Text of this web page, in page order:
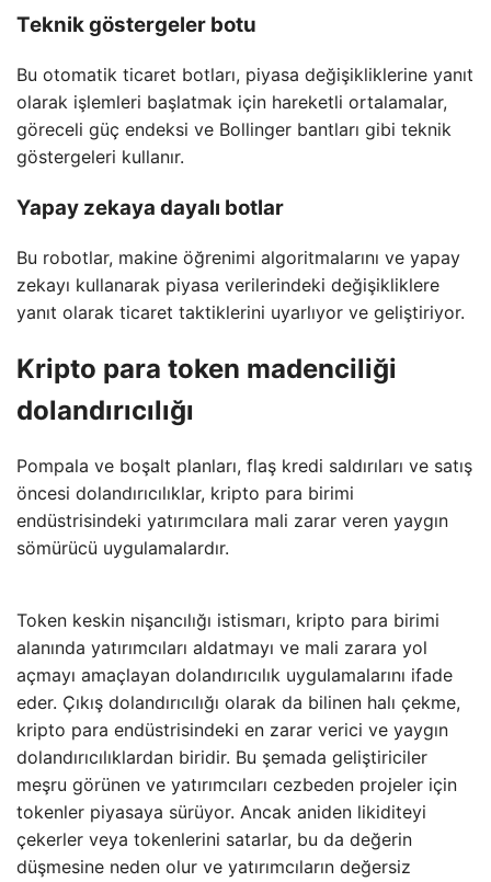
Teknik göstergeler botu
Bu otomatik ticaret botları, piyasa değişikliklerine yanıt
olarak işlemleri başlatmak için hareketli ortalamalar,
göreceli güç endeksi ve Bollinger bantları gibi teknik
göstergeleri kullanır.
Yapay zekaya dayalı botlar
Bu robotlar, makine öğrenimi algoritmalarını ve yapay
zekayı kullanarak piyasa verilerindeki değişikliklere
yanıt olarak ticaret taktiklerini uyarlıyor ve geliştiriyor.
Kripto para token madenciliği
dolandırıcılığı
Pompala ve boşalt planları, flaş kredi saldırıları ve satış
öncesi dolandırıcılıklar, kripto para birimi
endüstrisindeki yatırımcılara mali zarar veren yaygın
sömürücü uygulamalardır.
Token keskin nişancılığı istismarı, kripto para birimi
alanında yatırımcıları aldatmayı ve mali zarara yol
açmayı amaçlayan dolandırıcılık uygulamalarını ifade
eder. Çıkış dolandırıcılığı olarak da bilinen halı çekme,
kripto para endüstrisindeki en zarar verici ve yaygın
dolandırıcılıklardan biridir. Bu şemada geliştiriciler
meşru görünen ve yatırımcıları cezbeden projeler için
tokenler piyasaya sürüyor. Ancak aniden likiditeyi
çekerler veya tokenlerini satarlar, bu da değerin
düşmesine neden olur ve yatırımcıların değersiz